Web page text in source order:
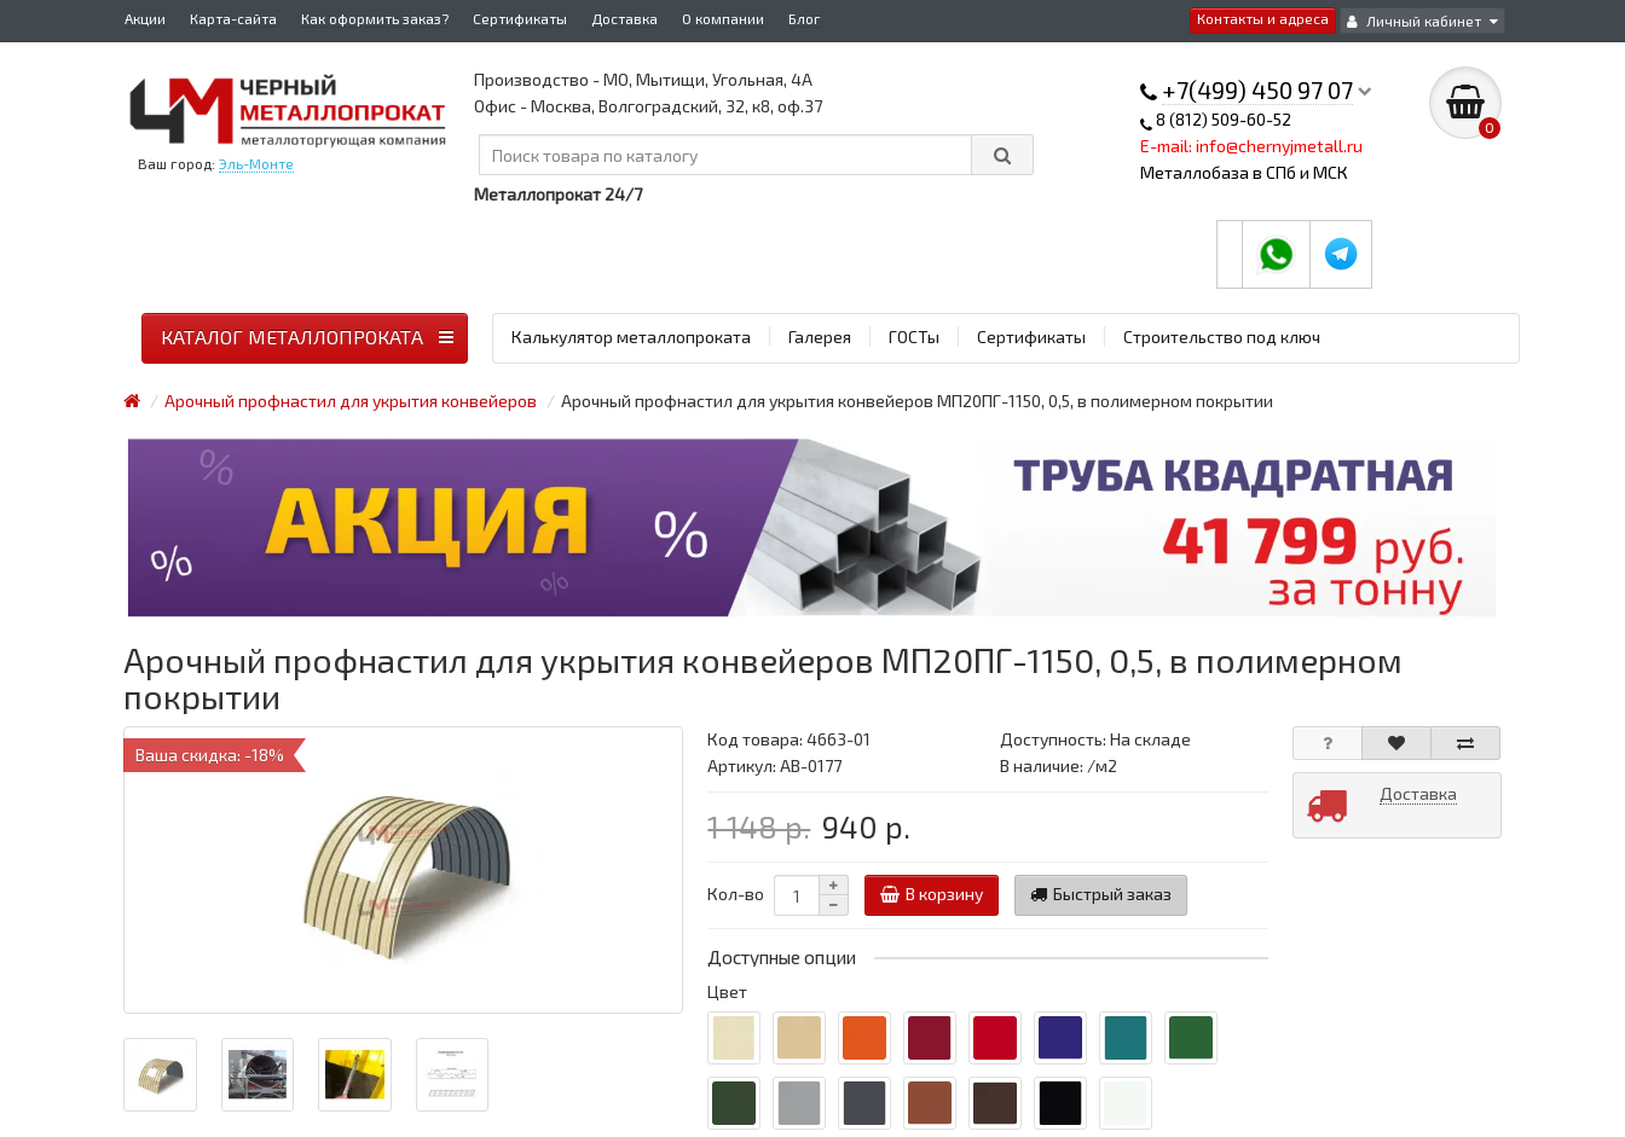
Контакты и адреса Личный кабинет
Акции Карта-сайта Как оформить заказ? Сертификаты Доставка О компании Блог
Ваш город: Эль-Монте
+7(499) 450 97 07
8 (812) 509-60-52
E-mail: info@chernyjmetall.ru
Металлобаза в СПб и МСК
0
Производство - МО, Мытищи, Угольная, 4А
Офис - Москва, Волгоградский, 32, к8, оф.37
Металлопрокат 24/7
Калькулятор металлопроката Галерея ГОСТы Сертификаты Строительство под ключ
КАТАЛОГ МЕТАЛЛОПРОКАТА
Арочный профнастил для укрытия конвейеров Арочный профнастил для укрытия конвейеров МП20ПГ-1150, 0,5, в полимерном покрытии
Арочный профнастил для укрытия конвейеров МП20ПГ-1150, 0,5, в полимерном
покрытии
Ваша скидка: -18%
Код товара:4663-01
Доступность: На складе
Артикул: АВ-0177
В наличие: /м2
1 148 р. 940 р.
Кол-во В корзину Быстрый заказ
Доступные опции
Цвет
Доставка